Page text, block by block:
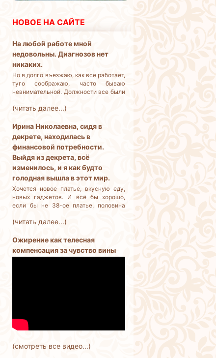
НОВОЕ НА САЙТЕ
На любой работе мной
недовольны. Диагнозов нет
никаких.
Но я долго въезжаю, как все работает,
туго соображаю, часто бываю
невнимательной. Должности все были
нет. Но работать и жить на что-то
(читать далее...)
Ирина Николаевна, сидя в
декрете, находилась в
финансовой потребности.
Выйдя из декрета, всё
изменилось, и я как будто
голодная вышла в этот мир.
Хочется новое платье, вкусную еду,
новых гаджетов. И всё бы хорошо,
если бы не 38-ое платье, половина
много, и не успеваем съедать. Как
человек, но деньги трачу бездумно.
(читать далее...)
Ожирение как телесная
компенсация за чувство вины
(смотреть все видео...)